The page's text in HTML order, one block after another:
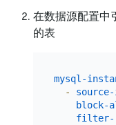
在数据源配置中
的表
mysql-
-
block-
filter-